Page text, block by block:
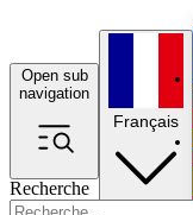
Open sub
navigation
Recherche
Français